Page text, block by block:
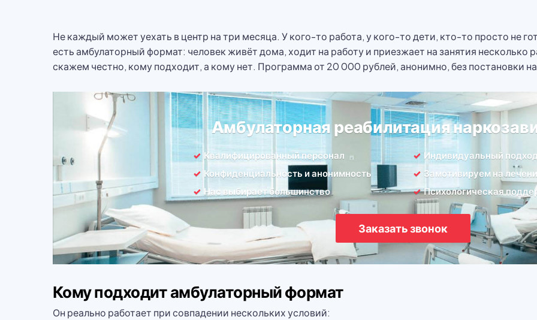
Не каждый может уехать в центр на три месяца. У кого-то работа, у кого-то дети, кто-то просто не
есть амбулаторный формат: человек живёт дома, ходит на работу и приезжает на занятия несколько
скажем честно, кому подходит, а кому нет. Программа от 20 000 рублей, анонимно, без постановки
Амбулаторная реабилитация
Квалифицированный персонал
Индивидуальный
Конфиденциальность и анонимность
Замотивируем на
Нас выбирает большинство
Психологическая
Заказать звонок
Кому подходит амбулаторный формат
Он реально работает при совпадении нескольких условий: